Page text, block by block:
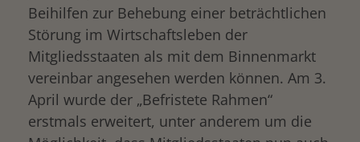
Beihilfen zur Behebung einer beträchtlichen
Störung im Wirtschaftsleben der
Mitgliedsstaaten als mit dem Binnenmarkt
vereinbar angesehen werden können. Am 3.
April wurde der „Befristete Rahmen“
erstmals erweitert, unter anderem um die